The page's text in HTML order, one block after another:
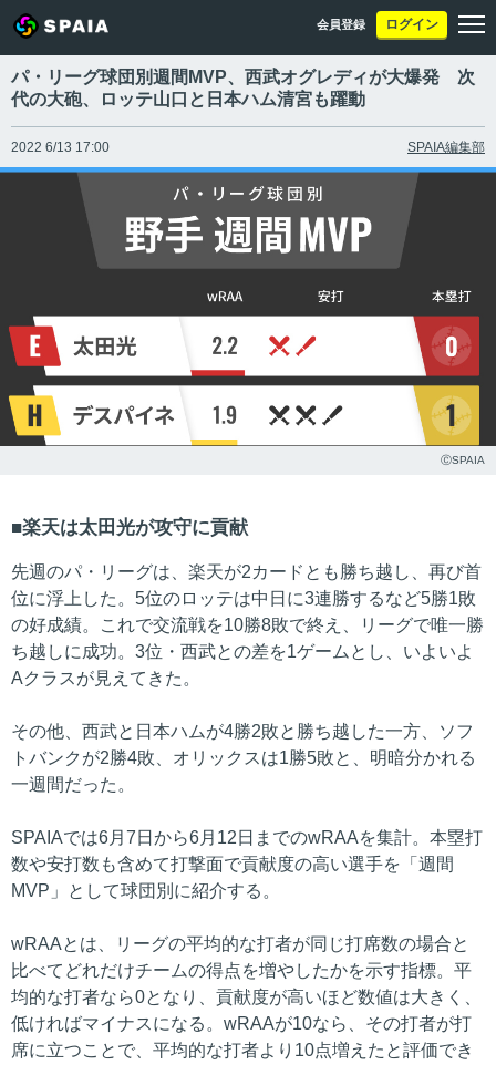
会員登録 ログイン
パ・リーグ球団別週間MVP、西武オグレディが大爆発 次
代の大砲、ロッテ山口と日本ハム清宮も躍動
2022 6/13 17:00 SPAIA編集部
ⒸSPAIA
楽天は太田光が攻守に貢献
先週のパ・リーグは、楽天が2カードとも勝ち越し、再び首
位に浮上した。5位のロッテは中日に3連勝するなど5勝1敗
の好成績。これで交流戦を10勝8敗で終え、リーグで唯一勝
ち越しに成功。3位・西武との差を1ゲームとし、いよいよ
Aクラスが見えてきた。
その他、西武と日本ハムが4勝2敗と勝ち越した一方、ソフ
トバンクが2勝4敗、オリックスは1勝5敗と、明暗分かれる
一週間だった。
SPAIAでは6月7日から6月12日までのwRAAを集計。本塁打
数や安打数も含めて打撃面で貢献度の高い選手を「週間
MVP」として球団別に紹介する。
wRAAとは、リーグの平均的な打者が同じ打席数の場合と
比べてどれだけチームの得点を増やしたかを示す指標。平
均的な打者なら0となり、貢献度が高いほど数値は大きく、
低ければマイナスになる。wRAAが10なら、その打者が打
席に立つことで、平均的な打者より10点増えたと評価でき